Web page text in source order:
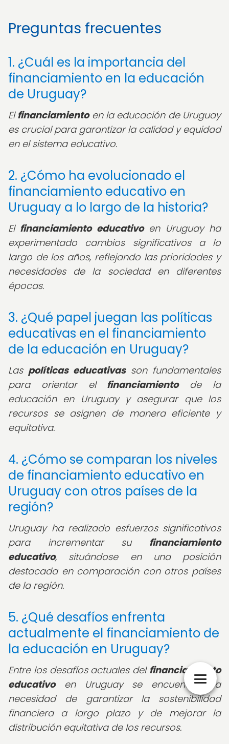
Preguntas frecuentes
1. ¿Cuál es la importancia del
financiamiento en la educación
de Uruguay?
Elfinanciamientoen la educación de Uruguay
es crucial para garantizar la calidad y equidad
en el sistema educativo.
2. ¿Cómo ha evolucionado el
financiamiento educativo en
Uruguay a lo largo de la historia?
El financiamiento educativoen Uruguay ha
experimentado cambios significativos a lo
largo de los años, reflejando las prioridades y
necesidades de la sociedad en diferentes
épocas.
3. ¿Qué papel juegan las políticas
educativas en el financiamiento
de la educación en Uruguay?
Las políticas educativasson fundamentales
para orientar el financiamientode la
educación en Uruguay y asegurar que los
recursos se asignen de manera eficiente y
equitativa.
4. ¿Cómo se comparan los niveles
de financiamiento educativo en
Uruguay con otros países de la
región?
Uruguay ha realizado esfuerzos significativos
para incrementar su financiamiento
educativo, situándose en una posición
destacada en comparación con otros países
de la región.
5. ¿Qué desafíos enfrenta
actualmente el financiamiento de
la educación en Uruguay?
Entre los desafíos actuales del financiamiento
educativoen Uruguay se encuentran la
necesidad de garantizar la sostenibilidad
financiera a largo plazo y de mejorar la
distribución equitativa de los recursos.